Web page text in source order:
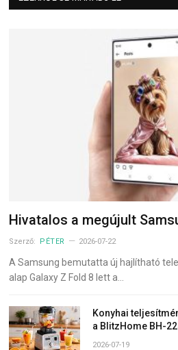
Hivatalos a megújult
Szerző: PÉTER 2026-07-22
A Samsung bemutatta új hajlítható
alap Galaxy Z Fold 8 lett a…
Konyhai
a BlitzHome BH-
2026-07-19